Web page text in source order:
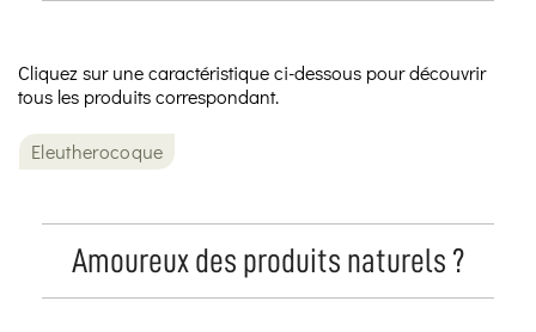
Cliquez sur une caractéristique ci-dessous pour découvrir
tous les produits correspondant.
Eleutherocoque
Amoureux des produits naturels ?